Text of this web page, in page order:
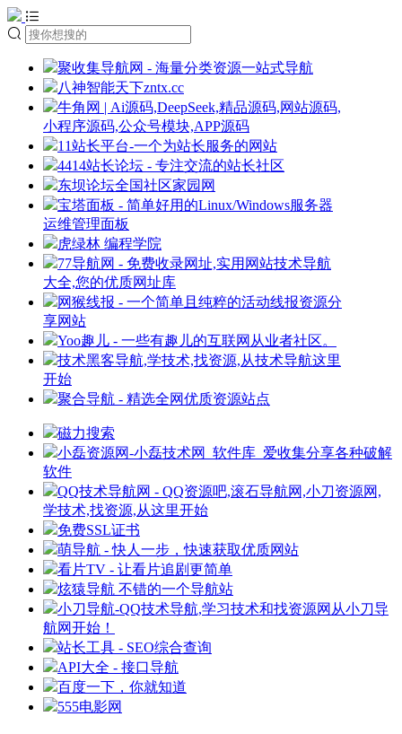
聚收集导航网 - 海量分类资源一站式导航
八神智能天下zntx.cc
牛角网 | Ai源码,DeepSeek,精品源码,网站源码,
小程序源码,公众号模块,APP源码
11站长平台-一个为站长服务的网站
4414站长论坛 - 专注交流的站长社区
东坝论坛全国社区家园网
宝塔面板 - 简单好用的Linux/Windows服务器
运维管理面板
虎绿林 编程学院
77导航网 - 免费收录网址,实用网站技术导航
大全,您的优质网址库
网猴线报 - 一个简单且纯粹的活动线报资源分
享网站
Yoo趣儿 - 一些有趣儿的互联网从业者社区。
技术黑客导航,学技术,找资源,从技术导航这里
开始
聚合导航 - 精选全网优质资源站点
磁力搜索
小磊资源网-小磊技术网_软件库_爱收集分享各种破解
软件
QQ技术导航网 - QQ资源吧,滚石导航网,小刀资源网,
学技术,找资源,从这里开始
免费SSL证书
萌导航 - 快人一步，快速获取优质网站
看片TV - 让看片追剧更简单
炫猿导航 不错的一个导航站
小刀导航-QQ技术导航,学习技术和找资源网从小刀导
航网开始！
站长工具 - SEO综合查询
API大全 - 接口导航
百度一下，你就知道
555电影网